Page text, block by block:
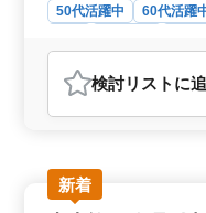
50代活躍中 60代活躍
おすすめポイント
＜中高年活躍中＞ こ
も積極的に採用して
境です。ブランクが
トもできる環境で
海駅から近く、車通
検討リスト に
新着